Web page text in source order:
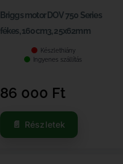
Briggs motor DOV 750 Series
fékes, 160cm3, 25x62mm
Készlethiány
Ingyenes szállítás
86 000 Ft
Részletek